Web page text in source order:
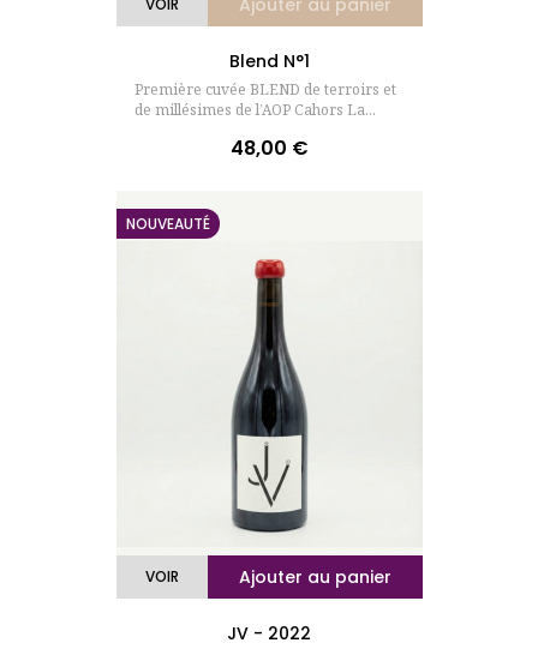
Blend N°1
Première cuvée BLEND de terroirs et
de millésimes de l’AOP Cahors La...
Prix
48,00 €
Ajouter au panier
VOIR
JV - 2022
NOUVEAUTÉ